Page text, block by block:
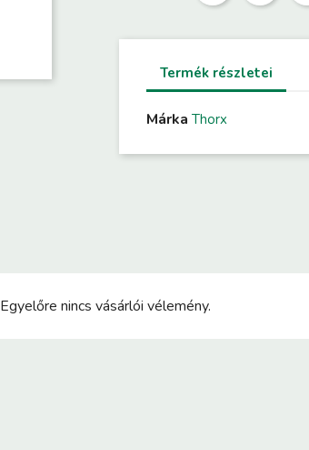
Termék részletei
Márka Thorx
Egyelőre nincs vásárlói vélemény.